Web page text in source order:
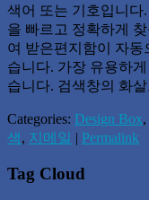
색어 또는 기호입니다
을 빠르고 정확하게
여 받은편지함이 자동
습니다. 가장 유용하
습니다. 검색창의 화
Categories: Design Box,
색 , 지메일 | Permalink
Tag Cloud